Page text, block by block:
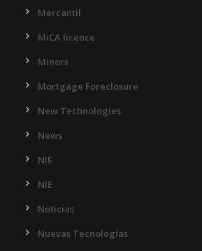
Mercantil
MiCA licence
Minors
Mortgage Foreclosure
New Technologies
News
NIE
NIE
Noticias
Nuevas Tecnologías